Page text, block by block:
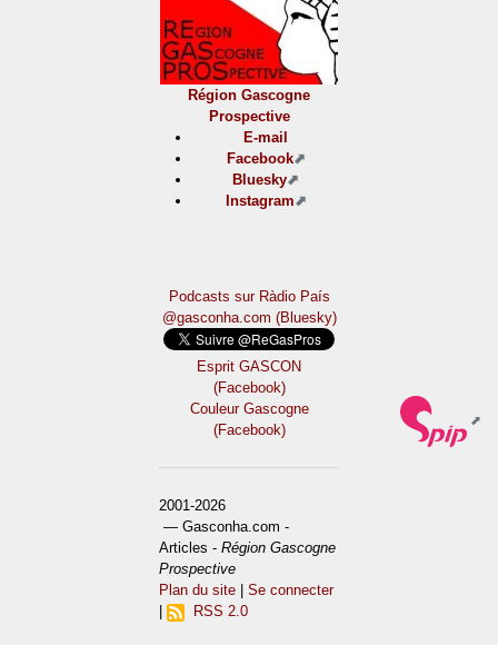
Région Gascogne
Prospective
E-mail
Facebook
Bluesky
Instagram
Podcasts sur Ràdio País
@gasconha.com (Bluesky)
Esprit GASCON
(Facebook)
Couleur Gascogne
(Facebook)
2001-2026
— Gasconha.com -
Articles -Région Gascogne
Prospective
Plan du site |Se connecter
|
RSS 2.0